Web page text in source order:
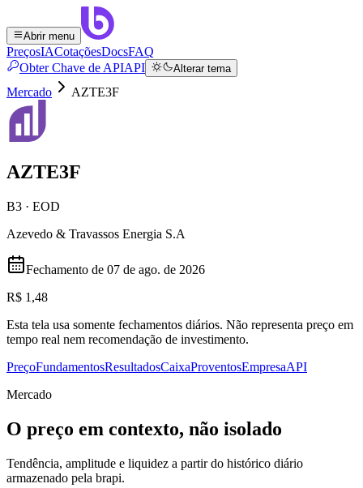
Abrir menu
PreçosIACotaçõesDocsFAQ
Obter Chave de APIAPI Alterar tema
Mercado AZTE3F
AZTE3F
B3 · EOD
Azevedo & Travassos Energia S.A
Fechamento de 07 de ago. de 2026
R$ 1,48
Esta tela usa somente fechamentos diários. Não representa preço em
tempo real nem recomendação de investimento.
PreçoFundamentosResultadosCaixaProventosEmpresaAPI
Mercado
O preço em contexto, não isolado
Tendência, amplitude e liquidez a partir do histórico diário
armazenado pela brapi.